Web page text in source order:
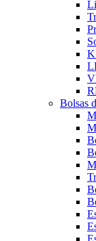
Bolsas